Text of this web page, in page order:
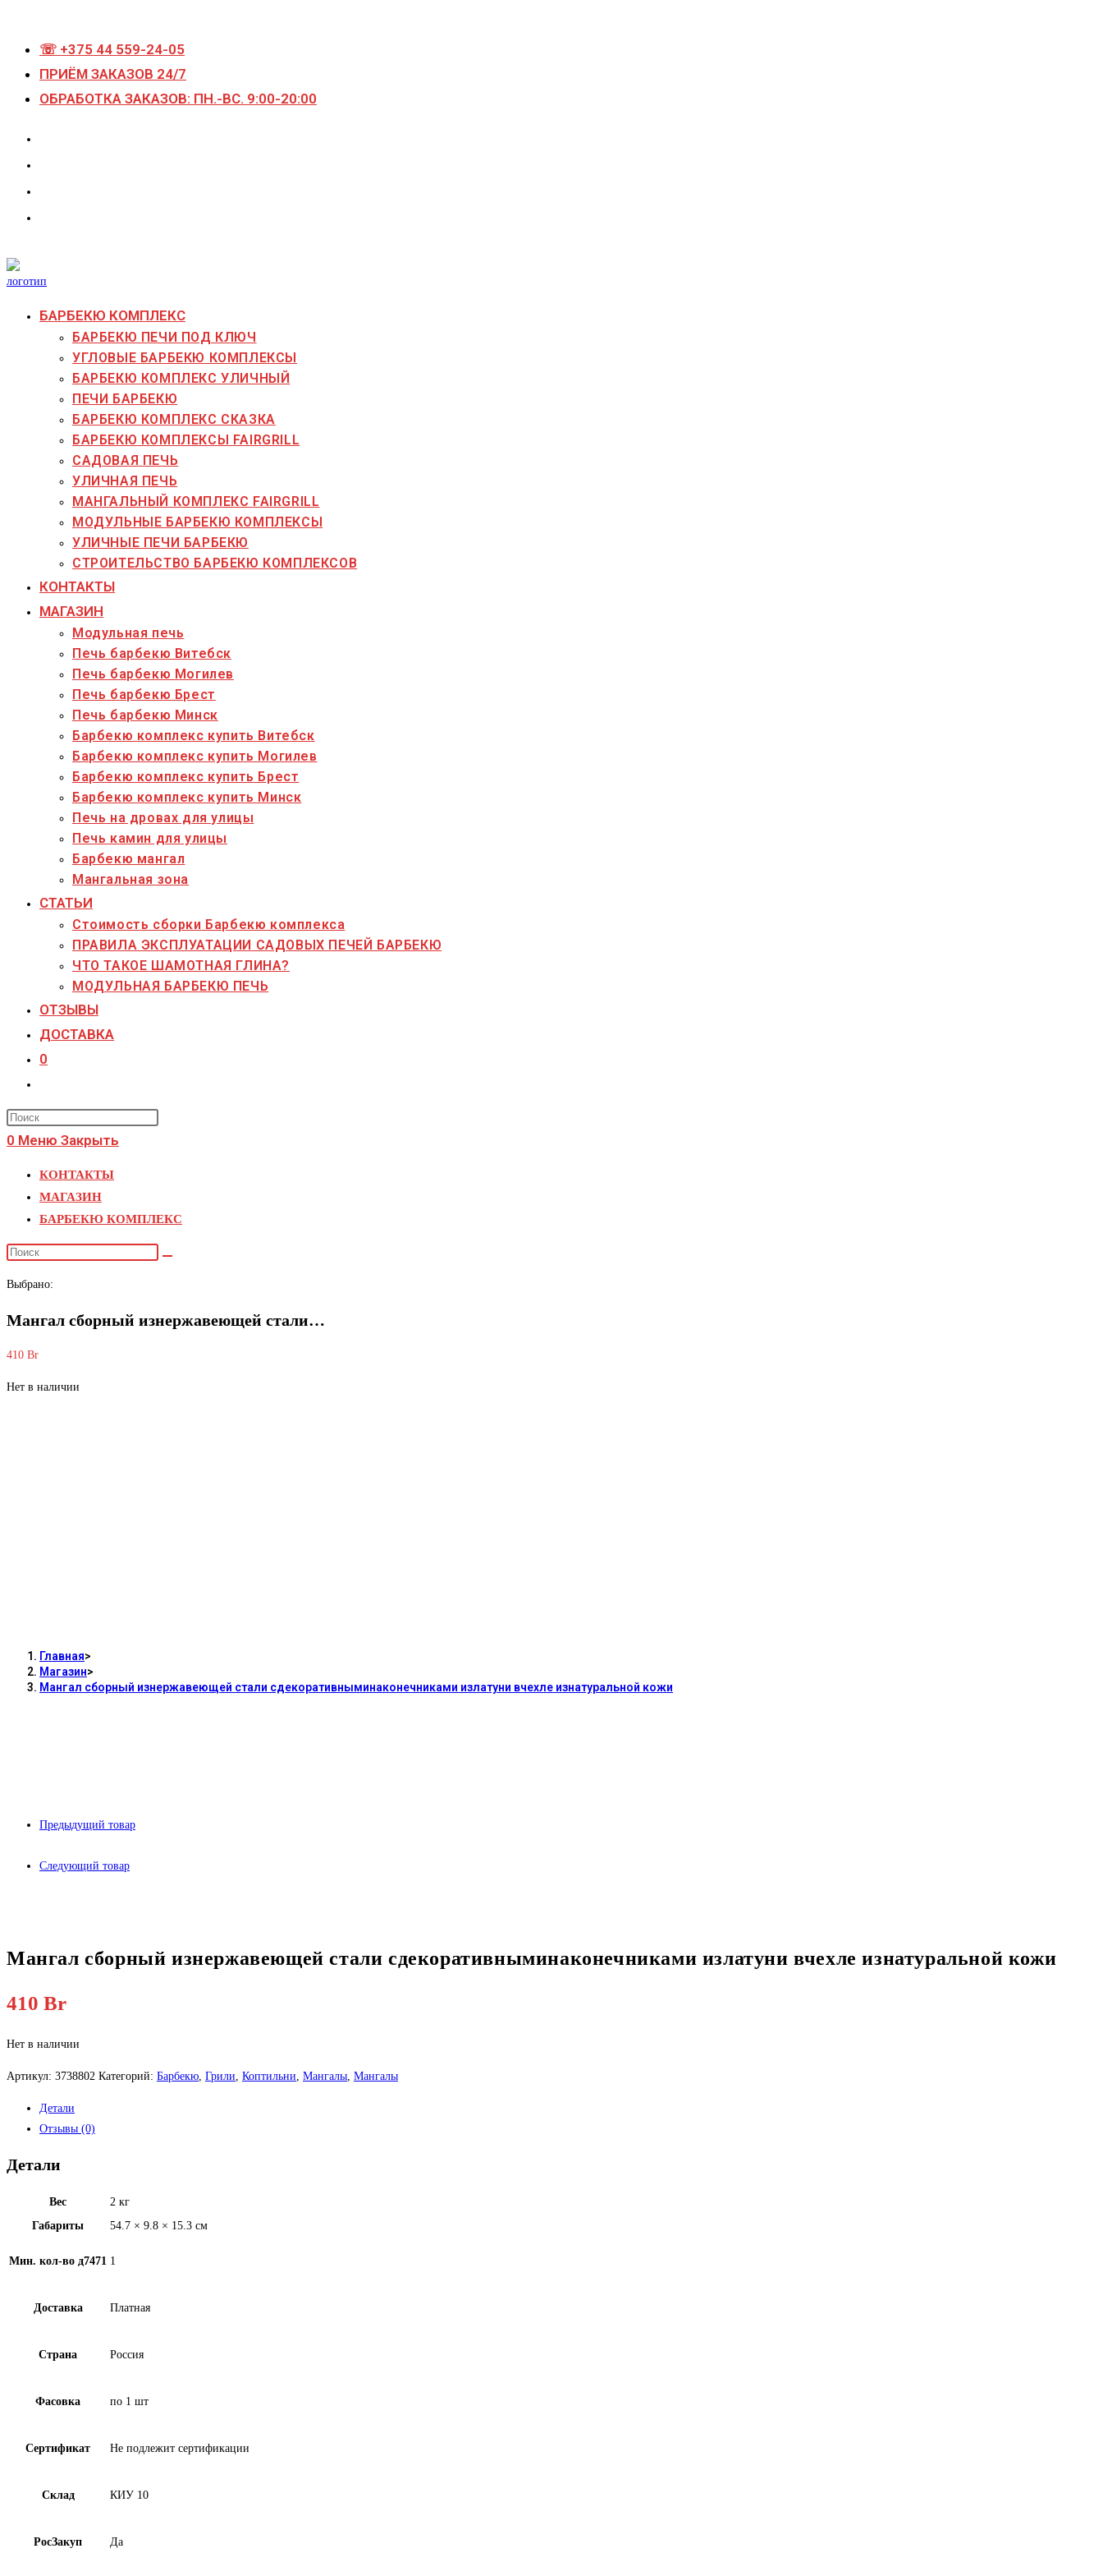
содержимому
☏ +375 44 559-24-05
ПРИЁМ ЗАКАЗОВ 24/7
ОБРАБОТКА ЗАКАЗОВ: ПН.-ВС. 9:00-20:00
БАРБЕКЮ КОМПЛЕКС
БАРБЕКЮ ПЕЧИ ПОД КЛЮЧ
УГЛОВЫЕ БАРБЕКЮ КОМПЛЕКСЫ
БАРБЕКЮ КОМПЛЕКС УЛИЧНЫЙ
ПЕЧИ БАРБЕКЮ
БАРБЕКЮ КОМПЛЕКС СКАЗКА
БАРБЕКЮ КОМПЛЕКСЫ FAIRGRILL
САДОВАЯ ПЕЧЬ
УЛИЧНАЯ ПЕЧЬ
МАНГАЛЬНЫЙ КОМПЛЕКС FAIRGRILL
МОДУЛЬНЫЕ БАРБЕКЮ КОМПЛЕКСЫ
УЛИЧНЫЕ ПЕЧИ БАРБЕКЮ
СТРОИТЕЛЬСТВО БАРБЕКЮ КОМПЛЕКСОВ
КОНТАКТЫ
МАГАЗИН
Модульная печь
Печь барбекю Витебск
Печь барбекю Могилев
Печь барбекю Брест
Печь барбекю Минск
Барбекю комплекс купить Витебск
Барбекю комплекс купить Могилев
Барбекю комплекс купить Брест
Барбекю комплекс купить Минск
Печь на дровах для улицы
Печь камин для улицы
Барбекю мангал
Мангальная зона
СТАТЬИ
Стоимость сборки Барбекю комплекса
ПРАВИЛА ЭКСПЛУАТАЦИИ САДОВЫХ ПЕЧЕЙ БАРБЕКЮ
ЧТО ТАКОЕ ШАМОТНАЯ ГЛИНА?
МОДУЛЬНАЯ БАРБЕКЮ ПЕЧЬ
ОТЗЫВЫ
ДОСТАВКА
0
поиск
сайту
search
0 Меню Закрыть
КОНТАКТЫ
МАГАЗИН
БАРБЕКЮ КОМПЛЕКС
Поиск
сайте
Выбрано:
Мангал сборный изнержавеющей стали…
410 Br
Нет в наличии
Главная>
Магазин>
Мангал сборный изнержавеющей стали сдекоративныминаконечниками излатуни вчехле изнатуральной кожи
Предыдущий товар
Следующий товар
Мангал сборный изнержавеющей стали сдекоративныминаконечниками излатуни вчехле изнатуральной кожи
410 Br
Нет в наличии
Артикул: 3738802 Категорий: Барбекю, Грили, Коптильни, Мангалы, Мангалы
Детали
Отзывы (0)
Детали
Вес
2 кг
Габариты
54.7 × 9.8 × 15.3 см
Мин. кол-во д7471 1
Доставка Платная
Страна Россия
Фасовка по 1 шт
Сертификат Не подлежит сертификации
Склад КИУ 10
РосЗакуп Да